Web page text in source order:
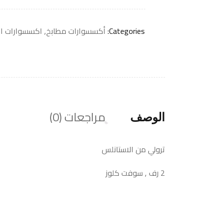
Categories: أكسسوارات مطابخ, اكسسوارات
الوصف مراجعات (0)
ترولي من الاستانلس
2 رف , سوفت كلوز